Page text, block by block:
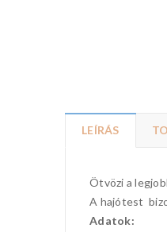
LEÍRÁS
Ötvözi a
A hajótest
Adatok: